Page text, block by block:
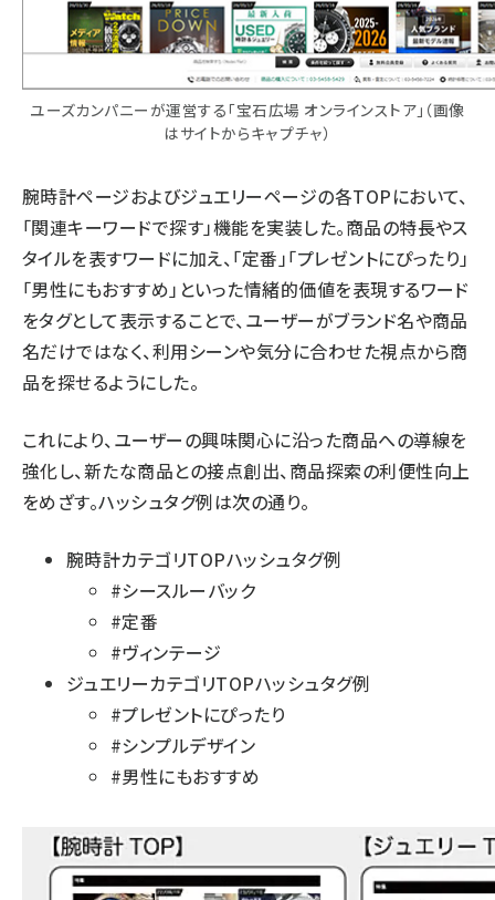
ユーズカンパニーが運営する「宝石広場 オンラインストア」（画像
はサイトからキャプチャ）
腕時計ページおよびジュエリーページの各TOPにおいて、
「関連キーワードで探す」機能を実装した。商品の特長やス
タイルを表すワードに加え、「定番」「プレゼントにぴったり」
「男性にもおすすめ」といった情緒的価値を表現するワード
をタグとして表示することで、ユーザーがブランド名や商品
名だけではなく、利用シーンや気分に合わせた視点から商
品を探せるようにした。
これにより、ユーザーの興味関心に沿った商品への導線を
強化し、新たな商品との接点創出、商品探索の利便性向上
をめざす。ハッシュタグ例は次の通り。
腕時計カテゴリTOPハッシュタグ例
#シースルーバック
#定番
#ヴィンテージ
ジュエリーカテゴリTOPハッシュタグ例
#プレゼントにぴったり
#シンプルデザイン
#男性にもおすすめ